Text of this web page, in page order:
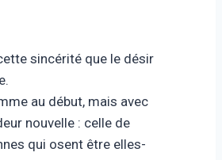
sincérité que le désir
au début, mais avec
nouvelle : celle de
qui osent être elles-